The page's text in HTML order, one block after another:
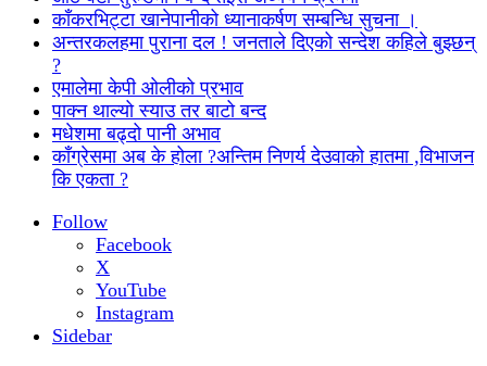
काँकरभिट्टा खानेपानीको ध्यानाकर्षण सम्बन्धि सुचना ।
अन्तरकलहमा पुराना दल ! जनताले दिएको सन्देश कहिले बुझ्छन्
?
एमालेमा केपी ओलीको प्रभाव
पाक्न थाल्यो स्याउ तर बाटो बन्द
मधेशमा बढ्दो पानी अभाव
काँग्रेसमा अब के होला ?अन्तिम निणर्य देउवाको हातमा ,विभाजन
कि एकता ?
Follow
Facebook
X
YouTube
Instagram
Sidebar